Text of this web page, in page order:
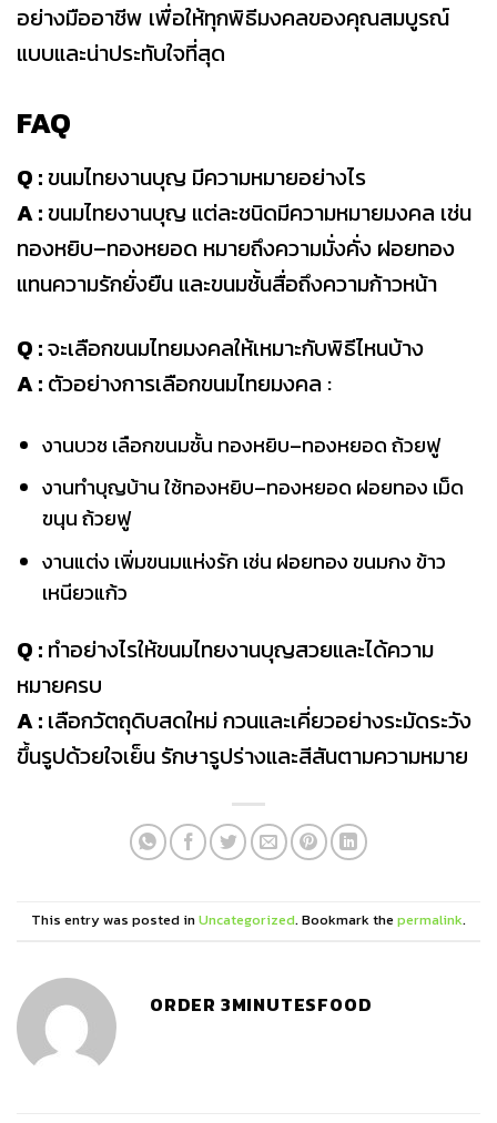
อย่างมืออาชีพ เพื่อให้ทุกพิธีมงคลของคุณสมบูรณ์
แบบและน่าประทับใจที่สุด
FAQ
Q :ขนมไทยงานบุญ มีความหมายอย่างไร
A :ขนมไทยงานบุญ แต่ละชนิดมีความหมายมงคล เช่น
ทองหยิบ–ทองหยอด หมายถึงความมั่งคั่ง ฝอยทอง
แทนความรักยั่งยืน และขนมชั้นสื่อถึงความก้าวหน้า
Q :จะเลือกขนมไทยมงคลให้เหมาะกับพิธีไหนบ้าง
A : ตัวอย่างการเลือกขนมไทยมงคล :
งานบวช เลือกขนมชั้น ทองหยิบ–ทองหยอด ถ้วยฟู
งานทำบุญบ้าน ใช้ทองหยิบ–ทองหยอด ฝอยทอง เม็ด
ขนุน ถ้วยฟู
งานแต่ง เพิ่มขนมแห่งรัก เช่น ฝอยทอง ขนมกง ข้าว
เหนียวแก้ว
Q : ทำอย่างไรให้ขนมไทยงานบุญสวยและได้ความ
หมายครบ
A : เลือกวัตถุดิบสดใหม่ กวนและเคี่ยวอย่างระมัดระวัง
ขึ้นรูปด้วยใจเย็น รักษารูปร่างและสีสันตามความหมาย
This entry was posted inUncategorized. Bookmark thepermalink.
ORDER 3MINUTESFOOD